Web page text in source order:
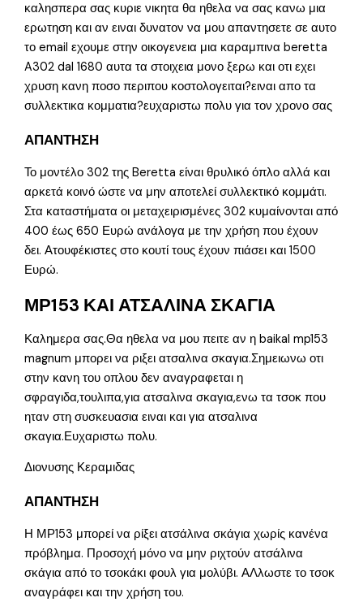
καλησπερα σας κυριε νικητα θα ηθελα να σας κανω μια
ερωτηση και αν ειναι δυνατον να μου απαντησετε σε αυτο
το email εχουμε στην οικογενεια μια καραμπινα beretta
A302 dal 1680 αυτα τα στοιχεια μονο ξερω και οτι εχει
χρυση κανη ποσο περιπου κοστολογειται?ειναι απο τα
συλλεκτικα κομματια?ευχαριστω πολυ για τον χρονο σας
ΑΠΑΝΤΗΣΗ
Το μοντέλο 302 της Beretta είναι θρυλικό όπλο αλλά και
αρκετά κοινό ώστε να μην αποτελεί συλλεκτικό κομμάτι.
Στα καταστήματα οι μεταχειρισμένες 302 κυμαίνονται από
400 έως 650 Ευρώ ανάλογα με την χρήση που έχουν
δει. Ατουφέκιστες στο κουτί τους έχουν πιάσει και 1500
Ευρώ.
ΜΡ153 ΚΑΙ ΑΤΣΑΛΙΝΑ ΣΚΑΓΙΑ
Καλημερα σας.Θα ηθελα να μου πειτε αν η baikal mp153
magnum μπορει να ριξει ατσαλινα σκαγια.Σημειωνω οτι
στην κανη του οπλου δεν αναγραφεται η
σφραγιδα,τουλιπα,για ατσαλινα σκαγια,ενω τα τσοκ που
ηταν στη συσκευασια ειναι και για ατσαλινα
σκαγια.Ευχαριστω πολυ.
Διονυσης Κεραμιδας
ΑΠΑΝΤΗΣΗ
Η ΜΡ153 μπορεί να ρίξει ατσάλινα σκάγια χωρίς κανένα
πρόβλημα. Προσοχή μόνο να μην ριχτούν ατσάλινα
σκάγια από το τσοκάκι φουλ για μολύβι. ΑΛλωστε το τσοκ
αναγράφει και την χρήση του.